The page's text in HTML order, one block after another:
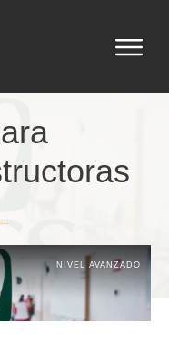
NIVEL AVANZADO